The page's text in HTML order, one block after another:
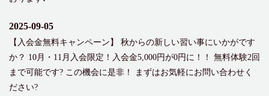
2025-09-05
【入会金無料キャンペーン】 秋からの新しい習い事にいかがです
か？ 10月・11月入会限定！入会金5,000円が0円に！！ 無料体験2回
まで可能です? この機会に是非！ まずはお気軽にお問い合わせく
ださい?